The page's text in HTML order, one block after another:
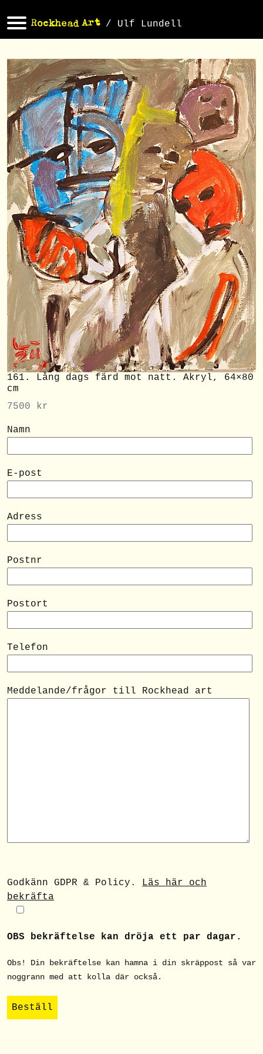
/ Ulf Lundell
161. Lång dags färd mot natt. Akryl, 64×80
cm
7500
kr
Namn
E-post
Adress
Postnr
Postort
Telefon
Meddelande/frågor till Rockhead art
Godkänn GDPR & Policy. Läs här och
bekräfta
OBS bekräftelse kan dröja ett par dagar.
Obs! Din bekräftelse kan hamna i din skräppost så var
noggrann med att kolla där också.